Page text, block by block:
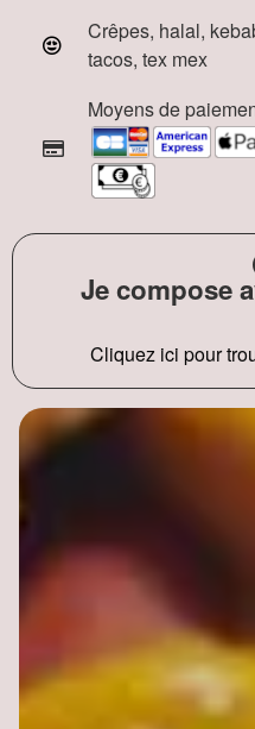
Crêpes, halal,
tacos, tex mex
Moyens de
Je compose
Cliquez ici pour